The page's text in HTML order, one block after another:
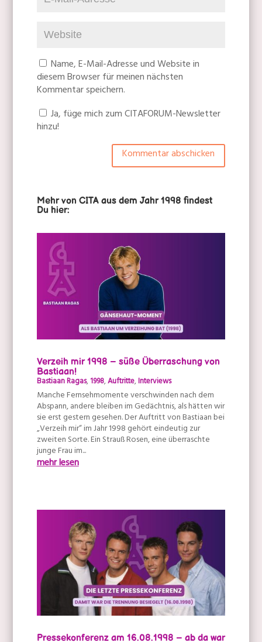
Name, E-Mail-Adresse und Website in
diesem Browser für meinen nächsten
Kommentar speichern.
Ja, füge mich zum CITAFORUM-Newsletter
hinzu!
Kommentar abschicken
Mehr von CITA aus dem Jahr 1998 findest
Du hier:
Verzeih mir 1998 – süße Überraschung von
Bastiaan!
Bastiaan Ragas,1998,Auftritte,Interviews
Manche Fernsehmomente verschwinden nach dem
Abspann, andere bleiben im Gedächtnis, als hätten wir
sie erst gestern gesehen. Der Auftritt von Bastiaan bei
„Verzeih mir“ im Jahr 1998 gehört eindeutig zur
zweiten Sorte. Ein Strauß Rosen, eine überraschte
junge Frau im...
mehr lesen
Pressekonferenz am 16.08.1998 – ab da war